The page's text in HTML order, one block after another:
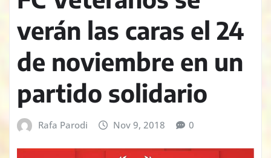
verán las caras el 24
de noviembre en un
partido solidario
Rafa Parodi Nov 9, 2018 0